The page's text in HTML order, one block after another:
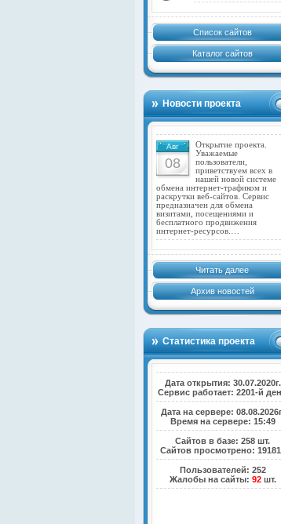
Список сайтов
Каталог сайтов
Новости проекта
Авг
08
Открытие проекта.
Уважаемые
пользователи,
приветствуем всех в
нашей новой системе
обмена интернет-трафиком и
раскрутки веб-сайтов. Сервис
предназначен для обмена
визитами, посещениями и
бесплатного продвижения
интернет-ресурсов.…
Читать далее
Архив новостей
Статистика проекта
Дата открытия: 30.07.2020г.
Сервис работает: 2201-й
Дата на сервере:
Время на сервере: 15:49
Сайтов в базе: 258 шт.
Сайтов просмотрено:
Пользователей: 252
Жалобы на сайты: 92шт.